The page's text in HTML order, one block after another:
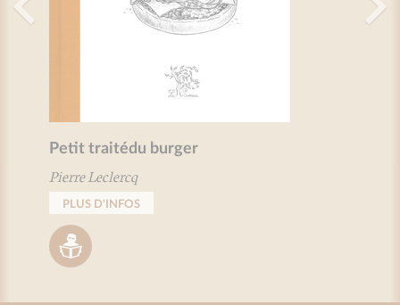
Petit traitédu burger
Pierre Leclercq
PLUS D'INFOS